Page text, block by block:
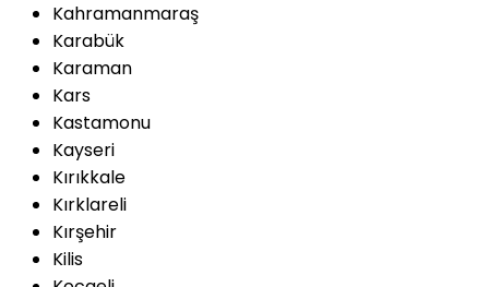
Kahramanmaraş
Karabük
Karaman
Kars
Kastamonu
Kayseri
Kırıkkale
Kırklareli
Kırşehir
Kilis